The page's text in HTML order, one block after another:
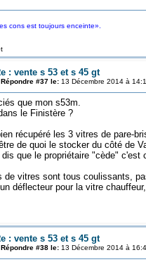
cons est toujours enceinte».
: vente s 53 et s 45 gt
Répondre #37 le:13 Décembre 2014 à
que mon s53m.
le Finistère ?
récupéré les 3 vitres de pare-
de quoi le stocker du côté de
que le propriétaire "cède"
de vitres sont tous coulissants,
déflecteur pour la vitre
: vente s 53 et s 45 gt
Répondre #38 le:13 Décembre 2014 à